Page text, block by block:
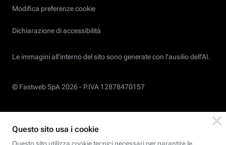
Modifica preferenze cookie
Dichiarazione di accessibilità
Le immagini all’interno del sito sono generate con l'ausilio dell'AI.
© Fastweb SpA 2026 - P.IVA 12878470157